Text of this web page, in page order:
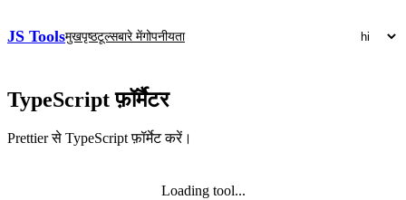
JS Toolsमुखपृष्ठटूल्सबारे मेंगोपनीयता
TypeScript फ़ॉर्मैटर
Prettier से TypeScript फ़ॉर्मेट करें।
Loading tool...